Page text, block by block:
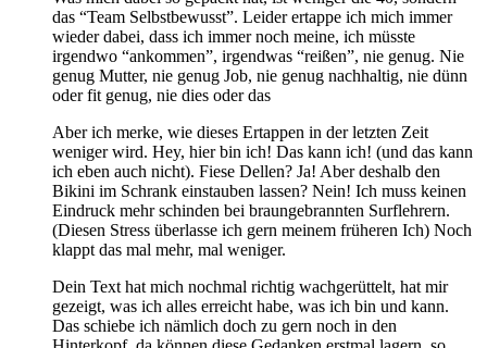
das “Team Selbstbewusst”. Leider ertappe ich mich immer
wieder dabei, dass ich immer noch meine, ich müsste
irgendwo “ankommen”, irgendwas “reißen”, nie genug. Nie
genug Mutter, nie genug Job, nie genug nachhaltig, nie dünn
oder fit genug, nie dies oder das
Aber ich merke, wie dieses Ertappen in der letzten Zeit
weniger wird. Hey, hier bin ich! Das kann ich! (und das kann
ich eben auch nicht). Fiese Dellen? Ja! Aber deshalb den
Bikini im Schrank einstauben lassen? Nein! Ich muss keinen
Eindruck mehr schinden bei braungebrannten Surflehrern.
(Diesen Stress überlasse ich gern meinem früheren Ich) Noch
klappt das mal mehr, mal weniger.
Dein Text hat mich nochmal richtig wachgerüttelt, hat mir
gezeigt, was ich alles erreicht habe, was ich bin und kann.
Das schiebe ich nämlich doch zu gern noch in den